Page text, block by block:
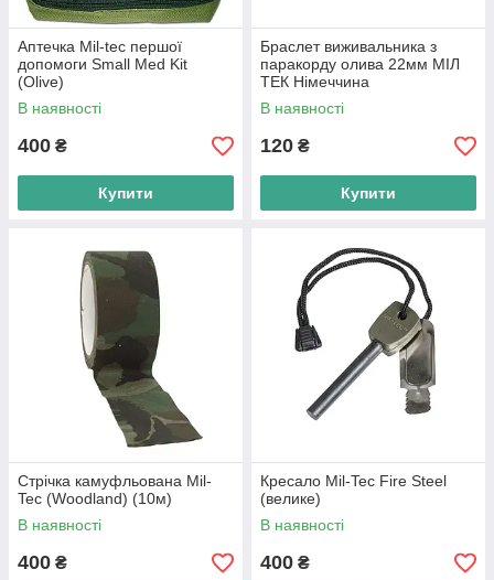
Аптечка Mil-tec першої
допомоги Small Med Kit
(Olive)
В наявності
400 ₴
Купити
Браслет виживальника з
паракорду олива 22мм МІЛ
ТЕК Німеччина
В наявності
120 ₴
Купити
Стрічка камуфльована Mil-
Tec (Woodland) (10м)
В наявності
400 ₴
Кресало Mil-Tec Fire Steel
(велике)
В наявності
400 ₴